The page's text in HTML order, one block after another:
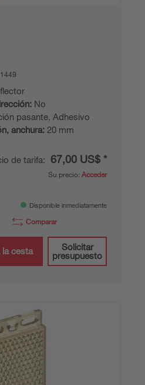
No
pasante, Adhesivo
anchura: 20 mm
de tarifa: 67,00 US$ *
Su precio: Acceder
Disponible inmediatamente
Comparar
la cesta
Solicitar
presupuesto